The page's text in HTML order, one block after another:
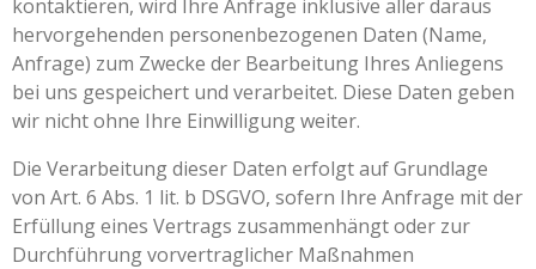
kontaktieren, wird Ihre Anfrage inklusive aller daraus
hervorgehenden personenbezogenen Daten (Name,
Anfrage) zum Zwecke der Bearbeitung Ihres Anliegens
bei uns gespeichert und verarbeitet. Diese Daten geben
wir nicht ohne Ihre Einwilligung weiter.
Die Verarbeitung dieser Daten erfolgt auf Grundlage
von Art. 6 Abs. 1 lit. b DSGVO, sofern Ihre Anfrage mit der
Erfüllung eines Vertrags zusammenhängt oder zur
Durchführung vorvertraglicher Maßnahmen